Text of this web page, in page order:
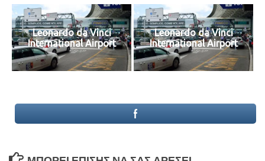
Leonardo da Vinci
International Airport
Leonardo da Vinci
International Airport